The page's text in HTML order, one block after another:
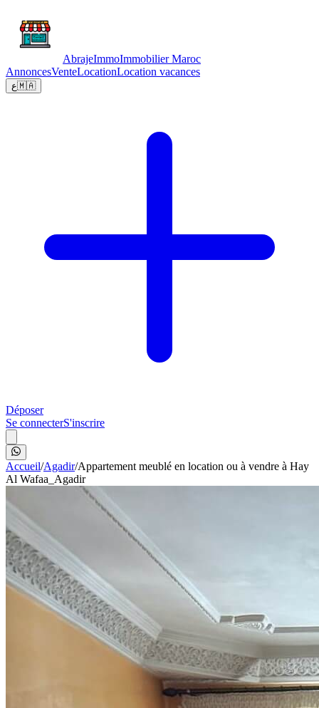
AbrajeImmoImmobilier Maroc
AnnoncesVenteLocationLocation vacances
ع🇲🇦
Déposer
Se connecterS'inscrire
Accueil/Agadir/Appartement meublé en location ou à vendre à Hay
Al Wafaa_Agadir